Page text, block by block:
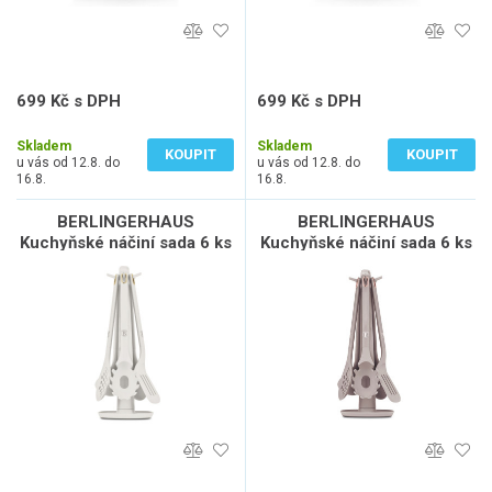
699 Kč s DPH
Skladem
u vás od 12.8. do
16.8.
KOUPIT
699 Kč s DPH
Skladem
u vás od 12.8. do
16.8.
KOUPIT
BERLINGERHAUS
Kuchyňské náčiní sada 6 ks
Sahara Collection BH-8619
BERLINGERHAUS
Kuchyňské náčiní sada 6 ks